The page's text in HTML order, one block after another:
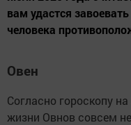
вам удастся
человека
Овен
Согласно гороскопу
жизни Овнов совсем